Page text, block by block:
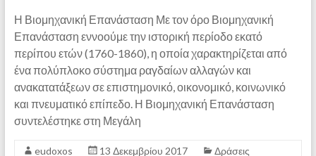
Η Βιομηχανική Επανάσταση Με τον όρο Βιομηχανική
Επανάσταση εννοούμε την ιστορική περίοδο εκατό
περίπου ετών (1760-1860), η οποία χαρακτηρίζεται από
ένα πολύπλοκο σύστημα ραγδαίων αλλαγών και
ανακατατάξεων σε επιστημονικό, οικονομικό, κοινωνικό
και πνευματικό επίπεδο. Η Βιομηχανική Επανάσταση
συντελέστηκε στη Μεγάλη
eudoxos 13 Δεκεμβρίου 2017
Δράσεις